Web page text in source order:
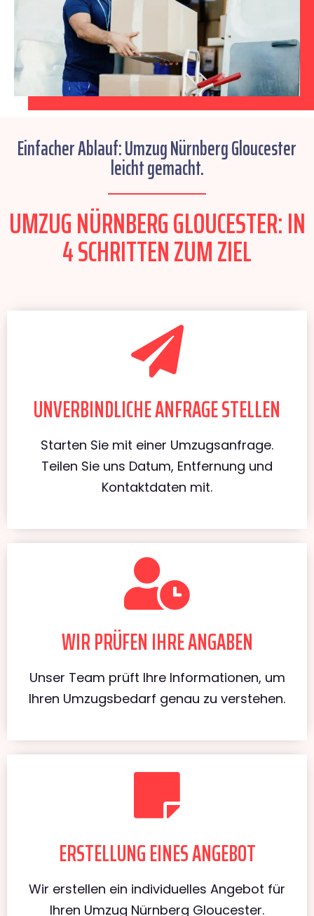
Einfacher Ablauf: Umzug Nürnberg Gloucester
leicht gemacht.
UMZUG NÜRNBERG GLOUCESTER: IN
4 SCHRITTEN ZUM ZIEL
UNVERBINDLICHE ANFRAGE STELLEN
Starten Sie mit einer Umzugsanfrage.
Teilen Sie uns Datum, Entfernung und
Kontaktdaten mit.
WIR PRÜFEN IHRE ANGABEN
Unser Team prüft Ihre Informationen, um
Ihren Umzugsbedarf genau zu verstehen.
ERSTELLUNG EINES ANGEBOT
Wir erstellen ein individuelles Angebot für
Ihren Umzug Nürnberg Gloucester.